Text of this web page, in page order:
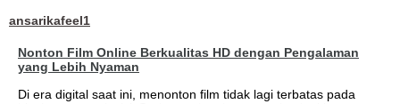
ansarikafeel1
Nonton Film Online Berkualitas HD dengan Pengalaman
yang Lebih Nyaman
Di era digital saat ini, menonton film tidak lagi terbatas pada